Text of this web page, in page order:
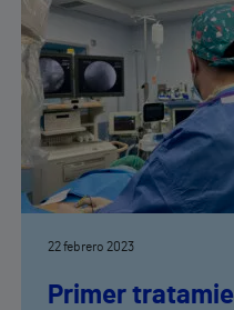
22 febrero 2023
Primer